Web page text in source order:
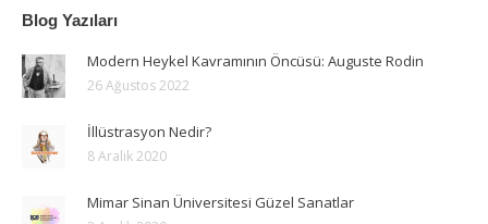
Blog Yazıları
Modern Heykel Kavramının Öncüsü: Auguste Rodin
26 Ağustos 2022
İllüstrasyon Nedir?
8 Aralık 2020
Mimar Sinan Üniversitesi Güzel Sanatlar